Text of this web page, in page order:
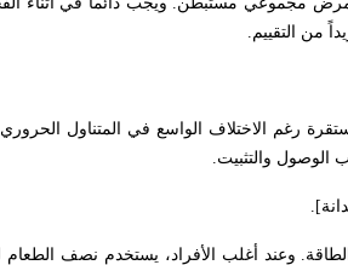
الاختلاف الواسع في المتناول
الوصول والتثبيت.
وعند أغلب الأفراد، يستخدم نصف الطعام